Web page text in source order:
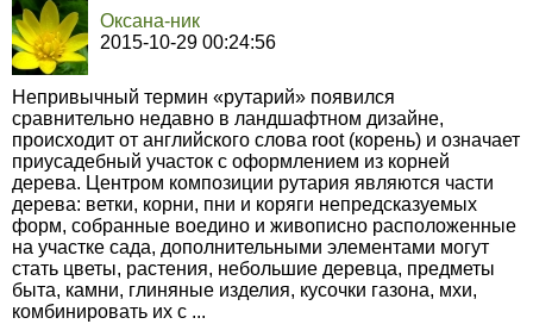
Оксана-ник
2015-10-29 00:24:56
Непривычный термин «рутарий» появился
сравнительно недавно в ландшафтном дизайне,
происходит от английского слова root (корень) и означает
приусадебный участок с оформлением из корней
дерева. Центром композиции рутария являются части
дерева: ветки, корни, пни и коряги непредсказуемых
форм, собранные воедино и живописно расположенные
на участке сада, дополнительными элементами могут
стать цветы, растения, небольшие деревца, предметы
быта, камни, глиняные изделия, кусочки газона, мхи,
комбинировать их с ...